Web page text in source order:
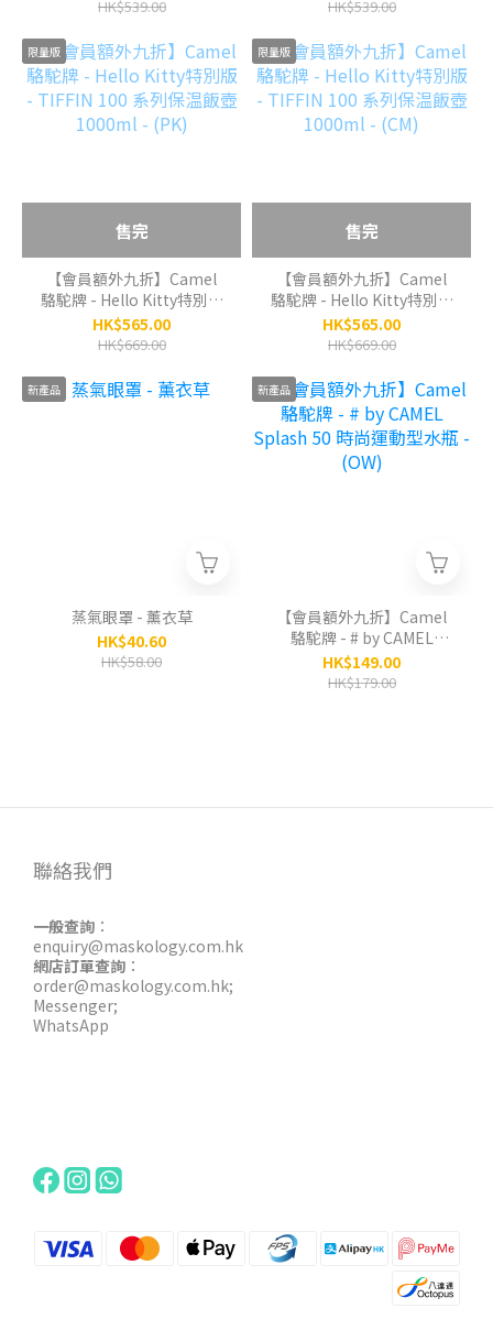
HK$539.00 HK$539.00
限量版
售完
【會員額外九折】Camel
駱駝牌 - Hello Kitty特別版
- TIFFIN 100 系列保温飯壺
1000ml - (PK)
HK$565.00
HK$669.00
限量版
售完
【會員額外九折】Camel
駱駝牌 - Hello Kitty特別版
- TIFFIN 100 系列保温飯壺
1000ml - (CM)
HK$565.00
HK$669.00
新產品
蒸氣眼罩 - 薰衣草
HK$40.60
HK$58.00
新產品
【會員額外九折】Camel
駱駝牌 - # by CAMEL
Splash 50 時尚運動型水瓶
- (OW)
HK$149.00
HK$179.00
聯絡我們
一般查詢 ：
enquiry@maskology.com.hk
網店訂單查詢 ：
order@maskology.com.hk;
Messenger;
WhatsApp